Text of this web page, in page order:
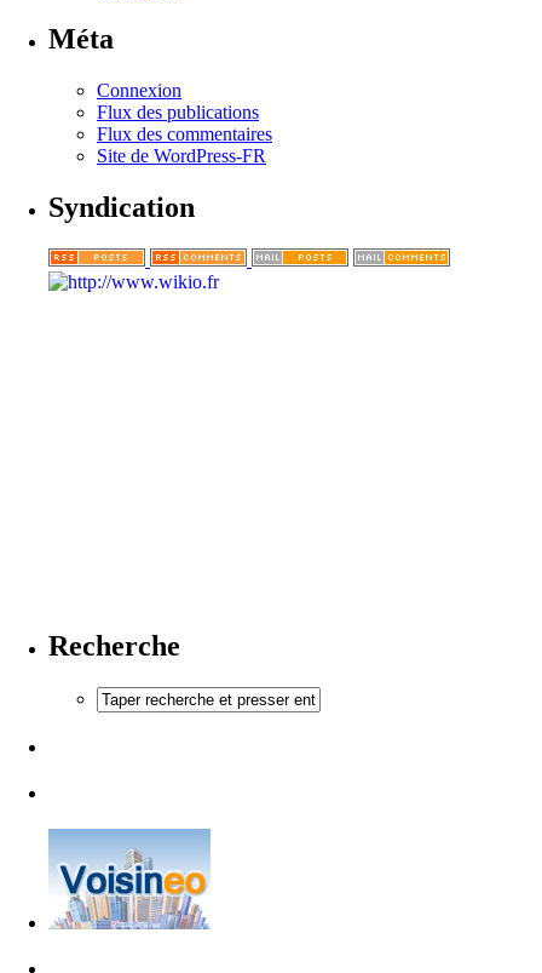
Méta
Connexion
Flux des publications
Flux des commentaires
Site de WordPress-FR
Syndication
Recherche